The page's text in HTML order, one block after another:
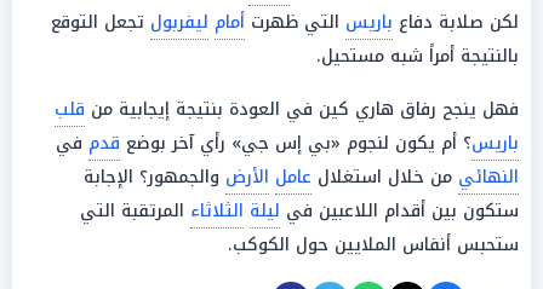
لكن صلابة دفاع باريس التي ظهرت أمام ليفربول تجعل التوقع
بالنتيجة أمراً شبه مستحيل.
فهل ينجح رفاق هاري كين في العودة بنتيجة إيجابية من قلب
باريس؟ أم يكون لنجوم «بي إس جي» رأي آخر بوضع قدم في
النهائي من خلال استغلال عامل الأرض والجمهور؟ الإجابة
ستكون بين أقدام اللاعبين في ليلة الثلاثاء المرتقبة التي
ستحبس أنفاس الملايين حول الكوكب.